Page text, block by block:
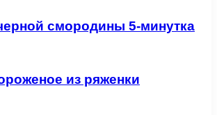
смородины 5-минутка
из ряженки